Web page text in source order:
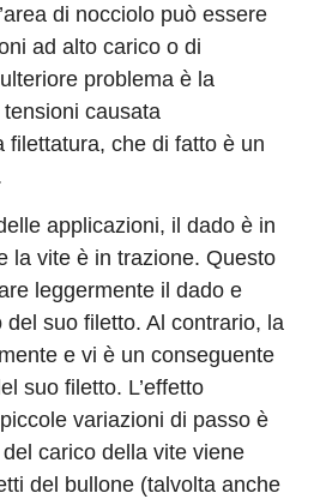
di nocciolo può essere
ad alto carico o di
problema è la
causata
filettatura, che di fatto è un
applicazioni, il dado è in
la vite è in trazione. Questo
leggermente il dado e
suo filetto. Al contrario, la
e vi è un conseguente
suo filetto. L’effetto
variazioni di passo è
carico della vite viene
del bullone (talvolta anche